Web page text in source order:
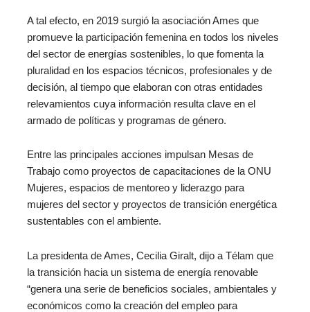
A tal efecto, en 2019 surgió la asociación Ames que
promueve la participación femenina en todos los niveles
del sector de energías sostenibles, lo que fomenta la
pluralidad en los espacios técnicos, profesionales y de
decisión, al tiempo que elaboran con otras entidades
relevamientos cuya información resulta clave en el
armado de políticas y programas de género.
Entre las principales acciones impulsan Mesas de
Trabajo como proyectos de capacitaciones de la ONU
Mujeres, espacios de mentoreo y liderazgo para
mujeres del sector y proyectos de transición energética
sustentables con el ambiente.
La presidenta de Ames, Cecilia Giralt, dijo a Télam que
la transición hacia un sistema de energía renovable
“genera una serie de beneficios sociales, ambientales y
económicos como la creación del empleo para